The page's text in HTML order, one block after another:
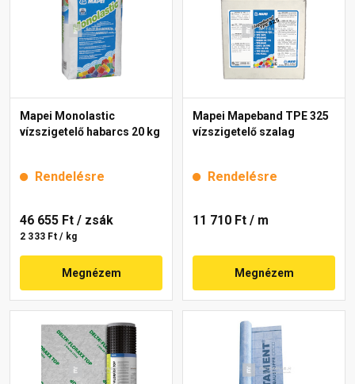
Mapei Monolastic
vízszigetelő habarcs 20 kg
Rendelésre
46 655 Ft / zsák
2 333 Ft / kg
Megnézem
Mapei Mapeband TPE 325
vízszigetelő szalag
Rendelésre
11 710 Ft / m
Megnézem